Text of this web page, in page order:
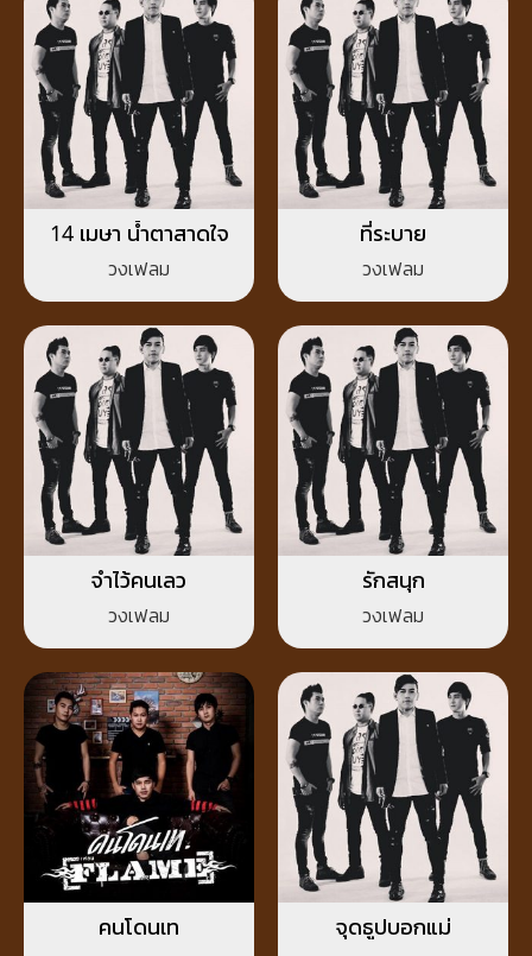
14 เมษา น้ำตาสาดใจ
วงเฟลม
ที่ระบาย
วงเฟลม
จำไว้คนเลว
วงเฟลม
รักสนุก
วงเฟลม
คนโดนเท จุดธูปบอกแม่